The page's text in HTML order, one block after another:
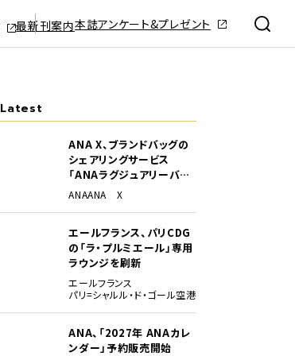
最新刊案内本誌アンケート&プレゼント
Latest
ANA X、ブランドバッグの
シェアリングサービス
「ANAラグジュアリーバッ
グ」開始
ANAANA X
エールフランス、パリCDG
の「ラ・プルミエール」専用
ラウンジを刷新
エールフランス
パリ=シャルル・ド・ゴール空港
ANA、「2027年 ANAカレ
ンダー」予約販売開始